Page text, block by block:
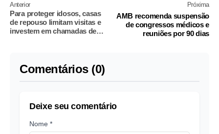
Anterior
Para proteger idosos, casas
de repouso limitam visitas e
investem em chamadas de
Próxima
AMB recomenda suspensão
de congressos médicos e
reuniões por 90 dias
Comentários (0)
Deixe seu comentário
Nome *